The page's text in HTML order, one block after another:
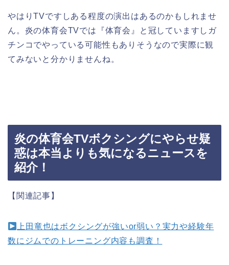
やはりTVですしある程度の演出はあるのかもしれませ
ん。炎の体育会TVでは『体育会』と冠していますしガ
チンコでやっている可能性もありそうなので実際に観
てみないと分かりませんね。
炎の体育会TVボクシングにやらせ疑
惑は本当よりも気になるニュースを
紹介！
【関連記事】
上田竜也はボクシングが強いor弱い？実力や経験年
数にジムでのトレーニング内容も調査！